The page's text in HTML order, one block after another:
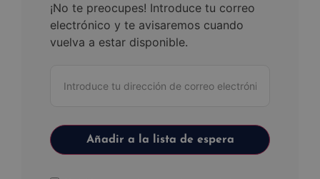
¡No te preocupes! Introduce tu correo
electrónico y te avisaremos cuando
vuelva a estar disponible.